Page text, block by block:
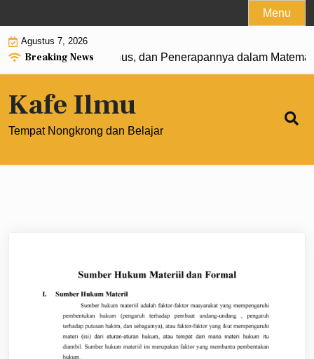
to
content
Menu
Agustus 7, 2026
Breaking News
0: Pengertian, Rumus, dan Penerapannya dalam
Kafe Ilmu
Tempat Nongkrong dan Belajar